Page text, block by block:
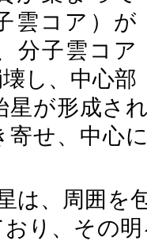
雲コア）が
分子雲コア
し、中心部
星が形成さ
寄せ、中心
は、周囲を
り、その